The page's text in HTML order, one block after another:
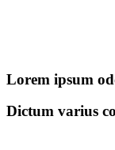
Lorem ipsum
Dictum varius